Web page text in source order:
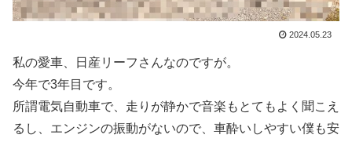
2024.05.23
私の愛車、日産リーフさんなのですが。
今年で3年目です。
所謂電気自動車で、走りが静かで音楽もとてもよく聞こえ
るし、エンジンの振動がないので、車酔いしやすい僕も安